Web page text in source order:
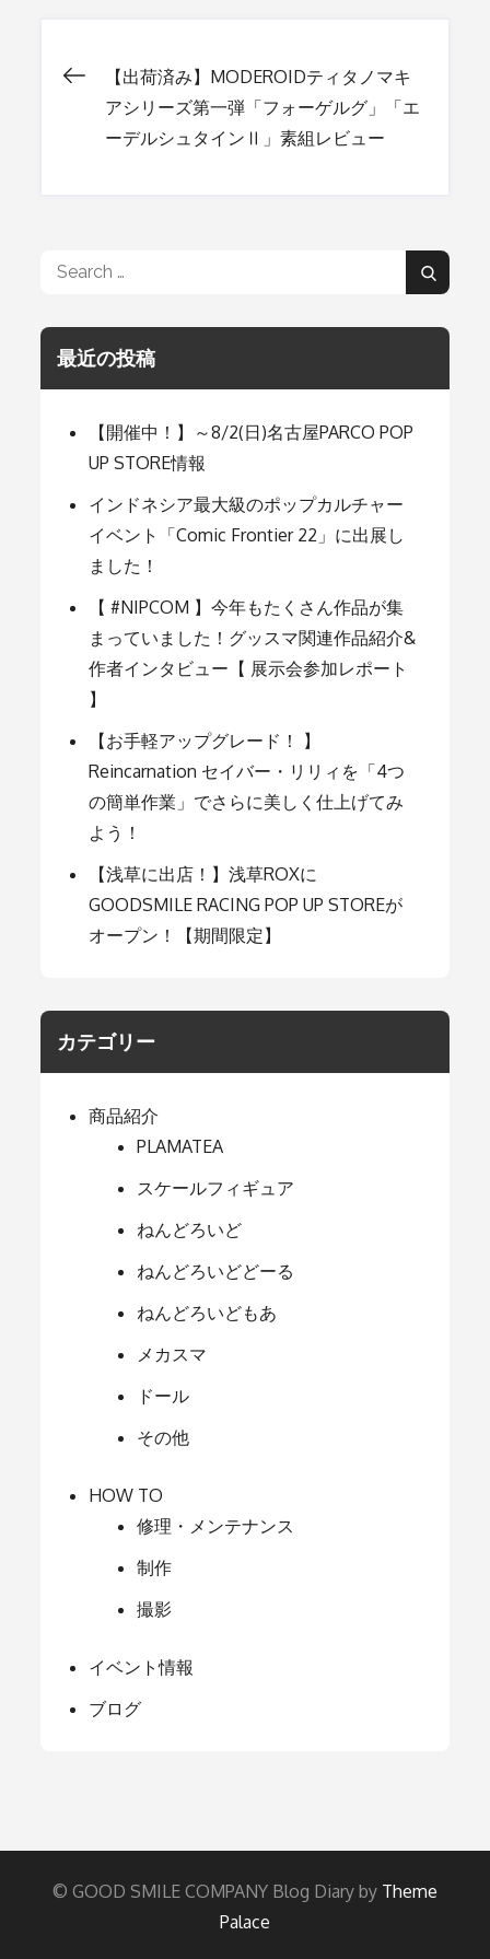
投
ゲ
ー
シ
ョ
ン
【出荷済み】MODEROIDティタノマキ
アシリーズ第一弾「フォーゲルグ」「エ
ーデルシュタインⅡ」素組レビュー
Search
Search
最近の投稿
【開催中！】～8/2(日)名古屋PARCO POP
UP STORE情報
インドネシア最大級のポップカルチャー
イベント「Comic Frontier 22」に出展し
ました！
【 #NIPCOM 】今年もたくさん作品が集
まっていました！グッスマ関連作品紹介&
作者インタビュー【 展示会参加レポート
】
【お手軽アップグレード！ 】
Reincarnation セイバー・リリィを「4つ
の簡単作業」でさらに美しく仕上げてみ
よう！
【浅草に出店！】浅草ROXに
GOODSMILE RACING POP UP STOREが
オープン！【期間限定】
カテゴリー
商品紹介
PLAMATEA
スケールフィギュア
ねんどろいど
ねんどろいどどーる
ねんどろいどもあ
メカスマ
ドール
その他
HOW TO
修理・メンテナンス
制作
撮影
イベント情報
ブログ
© GOOD SMILE COMPANY Blog Diary by Theme
Palace